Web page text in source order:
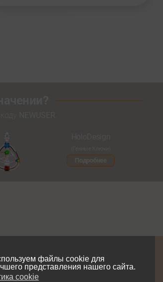
файлы cookie для
представления нашего сайта.
cookie